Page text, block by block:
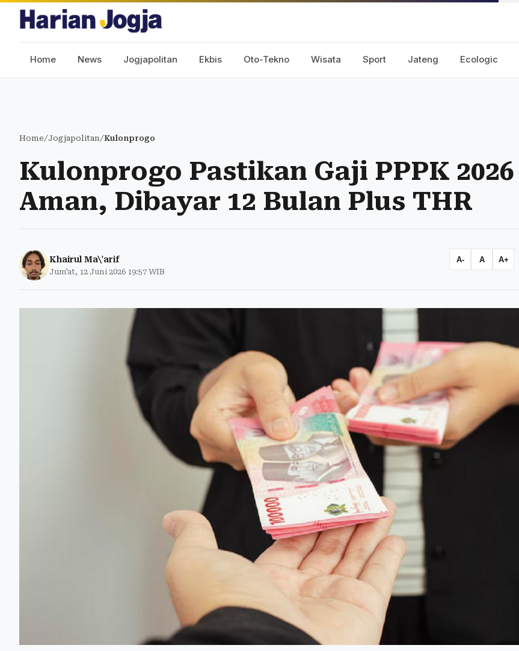
Home News Jogjapolitan Ekbis Oto-Tekno Wisata Sport Jateng Ecologic
Home/Jogjapolitan/Kulonprogo
Kulonprogo Pastikan Gaji PPPK 2026
Aman, Dibayar 12 Bulan Plus THR
Khairul Ma\'arif
Jum'at, 12 Juni 2026 19:57 WIB
A- A A+